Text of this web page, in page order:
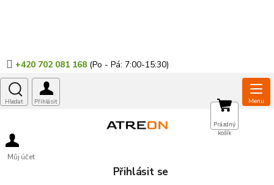
+420 702 081 168
Můj účet
Přihlásit se
NÁKUPNÍ
KOŠÍK
Prázdný
košík